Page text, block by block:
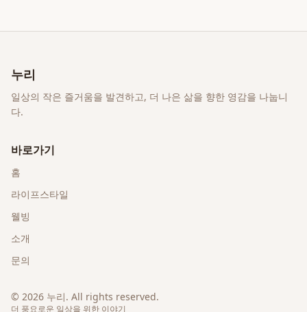
누리
일상의 작은 즐거움을 발견하고, 더 나은 삶을 향한 영감을 나눕니
다.
바로가기
홈
라이프스타일
웰빙
소개
문의
© 2026 누리. All rights reserved.
더 풍요로운 일상을 위한 이야기